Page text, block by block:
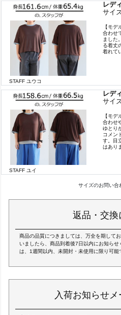
レデ
サイ
STAFF ユウコ
【モ
合わせ
ました
る着丈
着れて
レデ
サイ
STAFF ユイ
【モ
合わせ
ゆとり
コメン
す。目
はあり
サイズのお問い合
返品・交換
商品の品質につきましては、万全を期して
いましたら、商品到着後7日以内にお知ら
は、1週間以内、未開封・未使用に限り可能
入荷お知らせ